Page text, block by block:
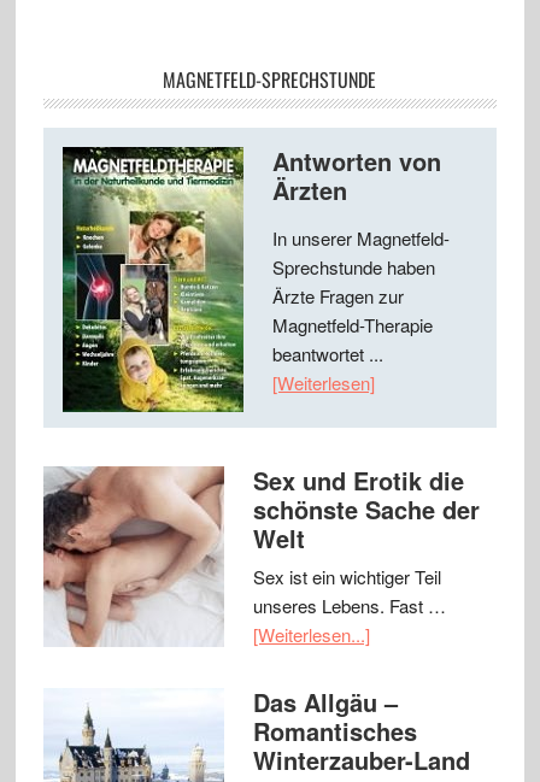
MAGNETFELD-SPRECHSTUNDE
Antworten von
Ärzten
In unserer Magnetfeld-
Sprechstunde haben
Ärzte Fragen zur
Magnetfeld-Therapie
beantwortet ...
[Weiterlesen]
Sex und Erotik die
schönste Sache der
Welt
Sex ist ein wichtiger Teil
unseres Lebens. Fast …
[Weiterlesen...]
Das Allgäu –
Romantisches
Winterzauber-Land